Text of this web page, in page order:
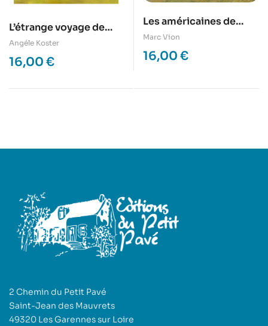
L’étrange voyage de
Lino dans la Vienne –
Histoire de la Vienne
racontée aux enfants
Angéle Koster
16,00 €
Les américaines de
Loudun et autres
souvenirs sportifs
Marc Vion
16,00 €
2 Chemin du Petit Pavé
Saint-Jean des Mauvrets
49320 Les Garennes sur Loire